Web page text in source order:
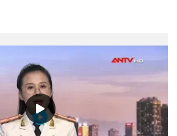
tố quyết định thành bại của cách
của cách mạng, dù trong bất cứ hoàn
và Đoàn Thanh niên Cộng sản Hồ Chí
thành xuất sắc sứ mệnh lịch sử
Tổ quốc và nhân dân.